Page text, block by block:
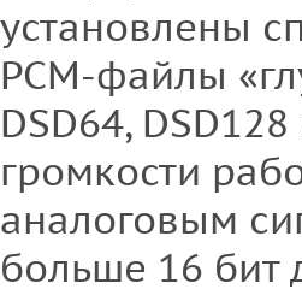
установлены
РСМ-файлы
DSD64,
громкости
аналоговым
больше 16 бит